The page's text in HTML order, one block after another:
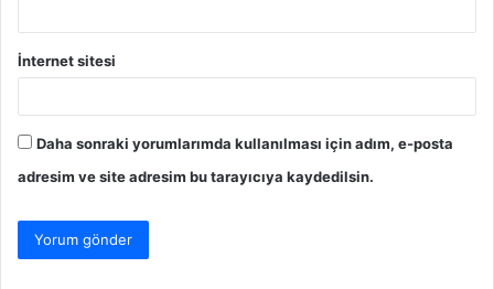
İnternet sitesi
Daha sonraki yorumlarımda kullanılması için adım, e-posta
adresim ve site adresim bu tarayıcıya kaydedilsin.